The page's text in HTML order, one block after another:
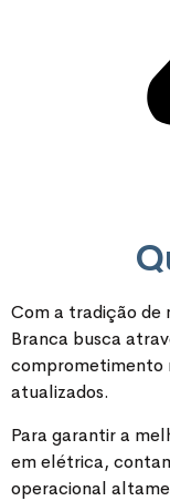
Com a tradição de
Branca busca
comprometimento
atualizados.
Para garantir a
em elétrica,
operacional